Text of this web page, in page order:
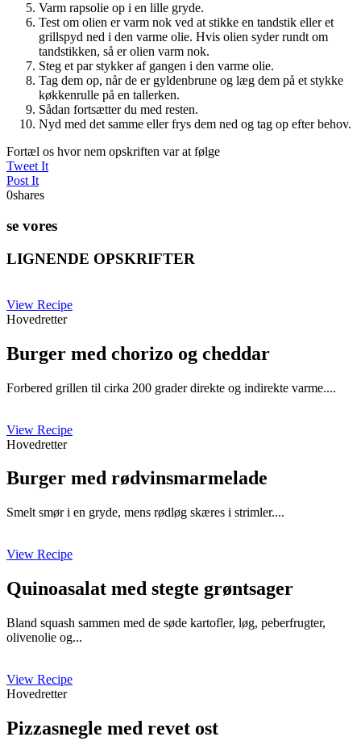
Varm rapsolie op i en lille gryde.
Test om olien er varm nok ved at stikke en tandstik eller et
grillspyd ned i den varme olie. Hvis olien syder rundt om
tandstikken, så er olien varm nok.
Steg et par stykker af gangen i den varme olie.
Tag dem op, når de er gyldenbrune og læg dem på et stykke
køkkenrulle på en tallerken.
Sådan fortsætter du med resten.
Nyd med det samme eller frys dem ned og tag op efter behov.
Fortæl os hvor nem opskriften var at følge
Tweet It
Post It
0shares
se vores
LIGNENDE OPSKRIFTER
View Recipe
Hovedretter
Burger med chorizo og cheddar
Forbered grillen til cirka 200 grader direkte og indirekte varme....
View Recipe
Hovedretter
Burger med rødvinsmarmelade
Smelt smør i en gryde, mens rødløg skæres i strimler....
View Recipe
Quinoasalat med stegte grøntsager
Bland squash sammen med de søde kartofler, løg, peberfrugter,
olivenolie og...
View Recipe
Hovedretter
Pizzasnegle med revet ost